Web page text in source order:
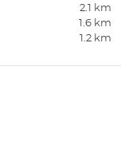
2.1 km
1.6 km
1.2 km